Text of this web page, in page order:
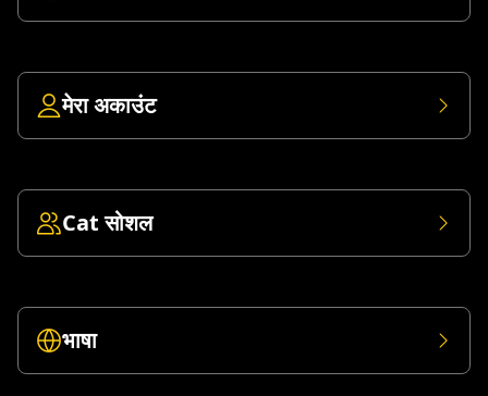
मेरा अकाउंट
Cat सोशल
भाषा